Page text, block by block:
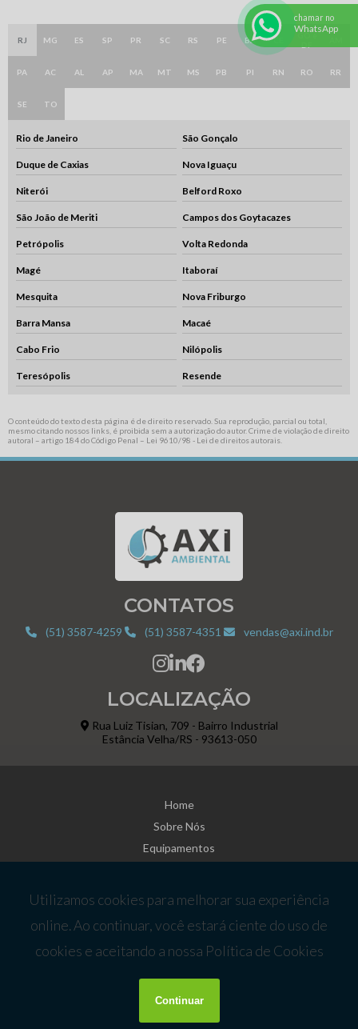
RJ MG ES SP PR SC RS PE BA CE
DF
PA AC AL AP MA MT MS PB PI RN RO RR
SE TO
Rio de Janeiro São Gonçalo
Duque de Caxias Nova Iguaçu
Niterói Belford Roxo
São João de Meriti Campos dos Goytacazes
Petrópolis Volta Redonda
Magé Itaboraí
Mesquita Nova Friburgo
Barra Mansa Macaé
Cabo Frio Nilópolis
Teresópolis Resende
O conteúdo do texto desta página é de direito reservado. Sua reprodução, parcial ou total,
mesmo citando nossos links, é proibida sem a autorização do autor. Crime de violação de direito
autoral – artigo 184 do Código Penal – Lei 9610/98 - Lei de direitos autorais.
CONTATOS
(51) 3587-4259 (51) 3587-4351 vendas@axi.ind.br
LOCALIZAÇÃO
Rua Luiz Tisian, 709 - Bairro Industrial
Estância Velha/RS - 93613-050
Home
Sobre Nós
Equipamentos
Mapa do site
chamar no
WhatsApp